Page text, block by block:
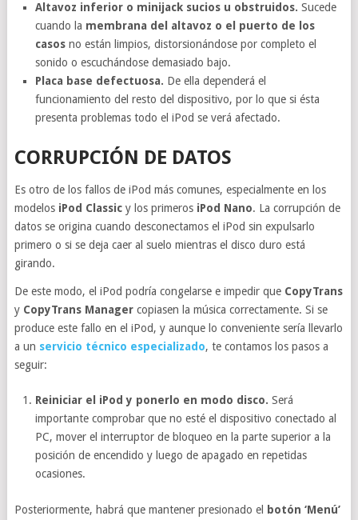
Altavoz inferior o minijack sucios u obstruidos. Sucede
cuando la membrana del altavoz o el puerto de los
casos no están limpios, distorsionándose por completo el
sonido o escuchándose demasiado bajo.
Placa base defectuosa. De ella dependerá el
funcionamiento del resto del dispositivo, por lo que si ésta
presenta problemas todo el iPod se verá afectado.
CORRUPCIÓN DE DATOS
Es otro de los fallos de iPod más comunes, especialmente en los
modelos iPod Classic y los primerosiPod Nano. La corrupción de
datos se origina cuando desconectamos el iPod sin expulsarlo
primero o si se deja caer al suelo mientras el disco duro está
girando.
De este modo, el iPod podría congelarse e impedir que CopyTrans
y CopyTrans Managercopiasen la música correctamente. Si se
produce este fallo en el iPod, y aunque lo conveniente sería llevarlo
a un servicio técnico especializado, te contamos los pasos a
seguir:
Reiniciar el iPod y ponerlo en modo disco. Será
importante comprobar que no esté el dispositivo conectado al
PC, mover el interruptor de bloqueo en la parte superior a la
posición de encendido y luego de apagado en repetidas
ocasiones.
Posteriormente, habrá que mantener presionado el
botón ‘Menú’